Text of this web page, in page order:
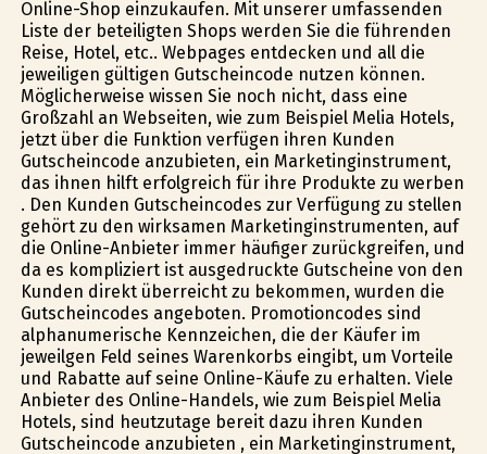
Online-Shop einzukaufen. Mit unserer umfassenden
Liste der beteiligten Shops werden Sie die führenden
Reise, Hotel, etc.. Webpages entdecken und all die
jeweiligen gültigen Gutscheincode nutzen können.
Möglicherweise wissen Sie noch nicht, dass eine
Großzahl an Webseiten, wie zum Beispiel Melia Hotels,
jetzt über die Funktion verfügen ihren Kunden
Gutscheincode anzubieten, ein Marketinginstrument,
das ihnen hilft erfolgreich für ihre Produkte zu werben
. Den Kunden Gutscheincodes zur Verfügung zu stellen
gehört zu den wirksamen Marketinginstrumenten, auf
die Online-Anbieter immer häufiger zurückgreifen, und
da es kompliziert ist ausgedruckte Gutscheine von den
Kunden direkt überreicht zu bekommen, wurden die
Gutscheincodes angeboten. Promotioncodes sind
alphanumerische Kennzeichen, die der Käufer im
jeweilgen Feld seines Warenkorbs eingibt, um Vorteile
und Rabatte auf seine Online-Käufe zu erhalten. Viele
Anbieter des Online-Handels, wie zum Beispiel Melia
Hotels, sind heutzutage bereit dazu ihren Kunden
Gutscheincode anzubieten , ein Marketinginstrument,